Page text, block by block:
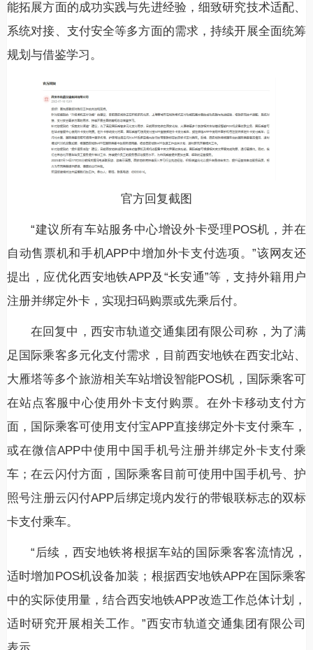
能拓展方面的成功实践与先进经验，细致研究技术适配、
系统对接、支付安全等多方面的需求，持续开展全面统筹
规划与借鉴学习。
官方回复截图
“建议所有车站服务中心增设外卡受理POS机，并在
自动售票机和手机APP中增加外卡支付选项。”该网友还
提出，应优化西安地铁APP及“长安通”等，支持外籍用户
注册并绑定外卡，实现扫码购票或先乘后付。
在回复中，西安市轨道交通集团有限公司称，为了满
足国际乘客多元化支付需求，目前西安地铁在西安北站、
大雁塔等多个旅游相关车站增设智能POS机，国际乘客可
在站点客服中心使用外卡支付购票。在外卡移动支付方
面，国际乘客可使用支付宝APP直接绑定外卡支付乘车，
或在微信APP中使用中国手机号注册并绑定外卡支付乘
车；在云闪付方面，国际乘客目前可使用中国手机号、护
照号注册云闪付APP后绑定境内发行的带银联标志的双标
卡支付乘车。
“后续，西安地铁将根据车站的国际乘客客流情况，
适时增加POS机设备加装；根据西安地铁APP在国际乘客
中的实际使用量，结合西安地铁APP改造工作总体计划，
适时研究开展相关工作。”西安市轨道交通集团有限公司